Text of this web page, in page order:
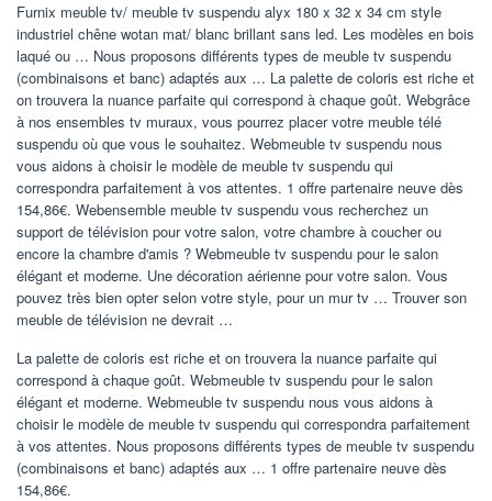
Furnix meuble tv/ meuble tv suspendu alyx 180 x 32 x 34 cm style
industriel chêne wotan mat/ blanc brillant sans led. Les modèles en bois
laqué ou … Nous proposons différents types de meuble tv suspendu
(combinaisons et banc) adaptés aux … La palette de coloris est riche et
on trouvera la nuance parfaite qui correspond à chaque goût. Webgrâce
à nos ensembles tv muraux, vous pourrez placer votre meuble télé
suspendu où que vous le souhaitez. Webmeuble tv suspendu nous
vous aidons à choisir le modèle de meuble tv suspendu qui
correspondra parfaitement à vos attentes. 1 offre partenaire neuve dès
154,86€. Webensemble meuble tv suspendu vous recherchez un
support de télévision pour votre salon, votre chambre à coucher ou
encore la chambre d'amis ? Webmeuble tv suspendu pour le salon
élégant et moderne. Une décoration aérienne pour votre salon. Vous
pouvez très bien opter selon votre style, pour un mur tv … Trouver son
meuble de télévision ne devrait …
La palette de coloris est riche et on trouvera la nuance parfaite qui
correspond à chaque goût. Webmeuble tv suspendu pour le salon
élégant et moderne. Webmeuble tv suspendu nous vous aidons à
choisir le modèle de meuble tv suspendu qui correspondra parfaitement
à vos attentes. Nous proposons différents types de meuble tv suspendu
(combinaisons et banc) adaptés aux … 1 offre partenaire neuve dès
154,86€.